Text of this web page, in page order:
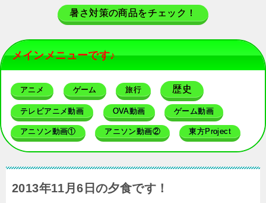
暑さ対策の商品をチェック！
メインメニューです♪
アニメ ゲーム 旅行 歴史
テレビアニメ動画 OVA動画 ゲーム動画
アニソン動画① アニソン動画② 東方Project
2013年11月6日の夕食です！